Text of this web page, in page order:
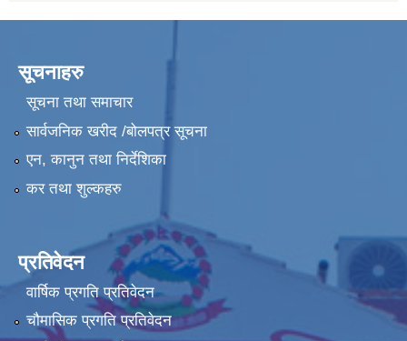
सूचनाहरु
सूचना तथा समाचार
सार्वजनिक खरीद /बोलपत्र सूचना
एन, कानुन तथा निर्देशिका
कर तथा शुल्कहरु
प्रतिवेदन
वार्षिक प्रगति प्रतिवेदन
चौमासिक प्रगति प्रतिवेदन